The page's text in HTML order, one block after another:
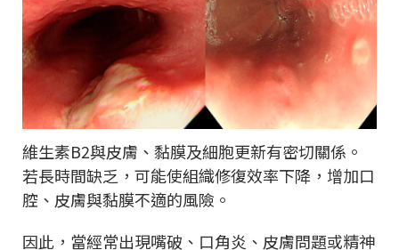
維生素B2與皮膚、黏膜及細胞更新有密切關係。
若長時間缺乏，可能使組織修復效率下降，增加口
腔、皮膚與黏膜不適的風險。
因此，當經常出現嘴破、口角炎、皮膚問題或精神